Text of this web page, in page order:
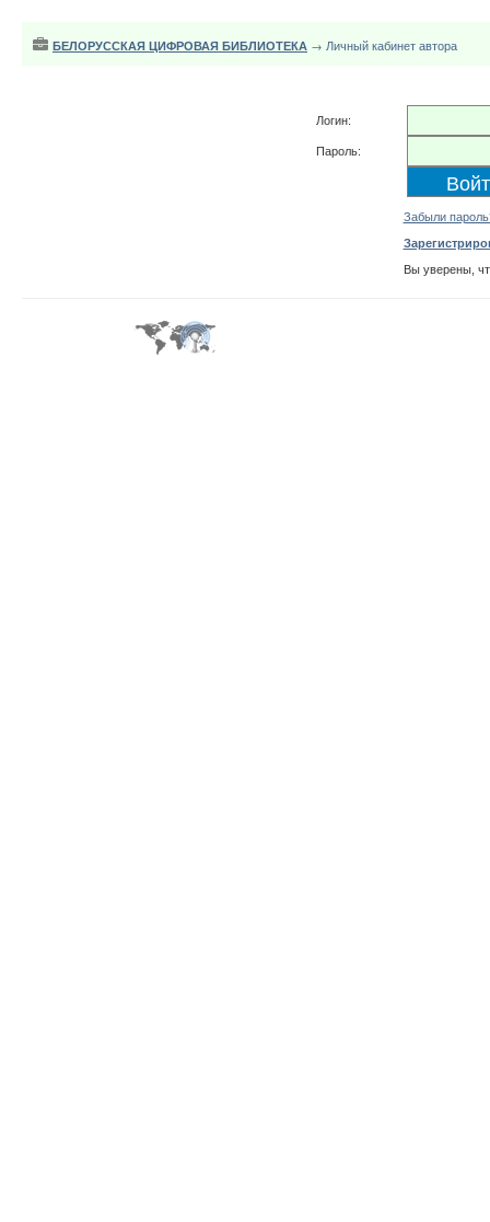
БЕЛОРУССКАЯ ЦИФРОВАЯ БИБЛИОТЕКА → Личный кабинет автора
Логин:
Пароль:
Забыли
Вы уверены,